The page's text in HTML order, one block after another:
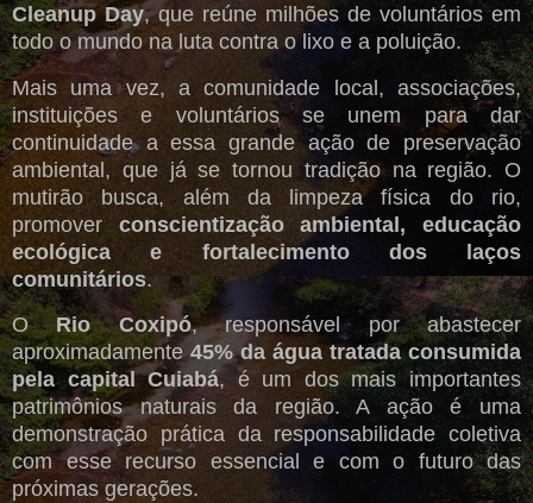
Cleanup Day, que reúne milhões de voluntários em
todo o mundo na luta contra o lixo e a poluição.
Mais uma vez, a comunidade local, associações,
instituições e voluntários se unem para dar
continuidade a essa grande ação de preservação
ambiental, que já se tornou tradição na região. O
mutirão busca, além da limpeza física do rio,
promover conscientização ambiental, educação
ecológica e fortalecimento dos laços
comunitários.
ORio Coxipó, responsável por abastecer
aproximadamente45% da água tratada consumida
pela capital Cuiabá, é um dos mais importantes
patrimônios naturais da região. A ação é uma
demonstração prática da responsabilidade coletiva
com esse recurso essencial e com o futuro das
próximas gerações.